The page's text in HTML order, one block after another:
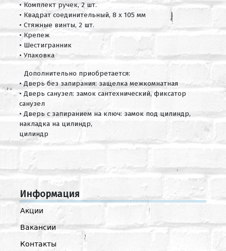
• Комплект ручек, 2 шт.
• Квадрат соединительный, 8 х 105 мм
• Стяжные винты, 2 шт.
• Крепеж
• Шестигранник
• Упаковка
Дополнительно приобретается:
• Дверь без запирания: защелка межкомнатная
• Дверь санузел: замок сантехнический, фиксатор
санузел
• Дверь с запиранием на ключ: замок под цилиндр,
накладка на цилиндр,
цилиндр
Информация
Акции
Вакансии
Контакты